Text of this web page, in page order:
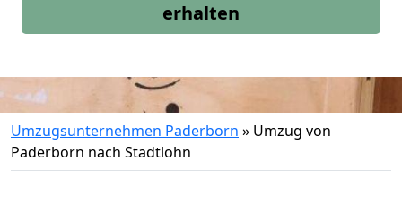
erhalten
Umzugsunternehmen Paderborn » Umzug von
Paderborn nach Stadtlohn